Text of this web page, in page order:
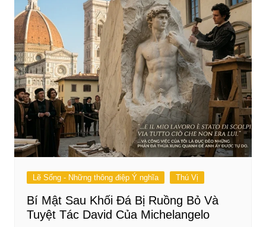
Lẽ Sống - Những thông điệp Ý nghĩa Thú Vị
Bí Mật Sau Khối Đá Bị Ruồng Bỏ Và
Tuyệt Tác David Của Michelangelo